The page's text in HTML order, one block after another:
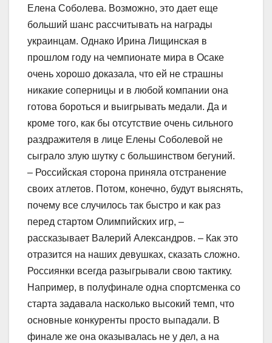
Елена Соболева. Возможно, это дает еще
больший шанс рассчитывать на награды
украинцам. Однако Ирина Лищинская в
прошлом году на чемпионате мира в Осаке
очень хорошо доказала, что ей не страшны
никакие соперницы и в любой компании она
готова бороться и выигрывать медали. Да и
кроме того, как бы отсутствие очень сильного
раздражителя в лице Елены Соболевой не
сыграло злую шутку с большинством бегуний.
– Российская сторона приняла отстранение
своих атлетов. Потом, конечно, будут выяснять,
почему все случилось так быстро и как раз
перед стартом Олимпийских игр, –
рассказывает Валерий Александров. – Как это
отразится на наших девушках, сказать сложно.
Россиянки всегда разыгрывали свою тактику.
Например, в полуфинале одна спортсменка со
старта задавала насколько высокий темп, что
основные конкуренты просто выпадали. В
финале же она оказывалась не у дел, а на